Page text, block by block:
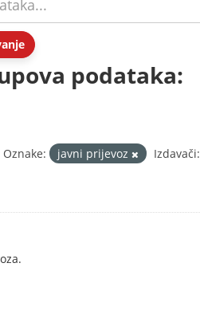
podataka:
Oznake: javni prijevoz Izdavači: